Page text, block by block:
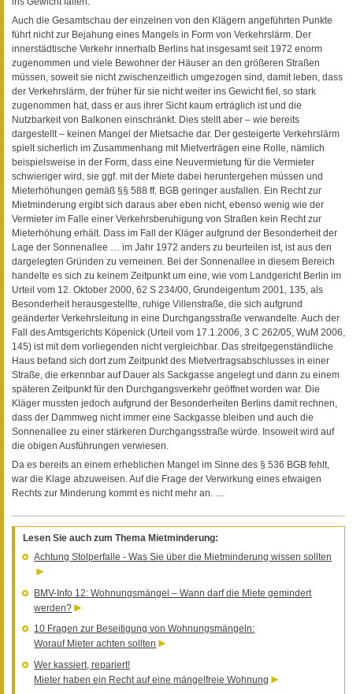
Auch die Gesamtschau der einzelnen von den Klägern angeführten Punkte
führt nicht zur Bejahung eines Mangels in Form von Verkehrslärm. Der
innerstädtische Verkehr innerhalb Berlins hat insgesamt seit 1972 enorm
zugenommen und viele Bewohner der Häuser an den größeren Straßen
müssen, soweit sie nicht zwischenzeitlich umgezogen sind, damit leben, dass
der Verkehrslärm, der früher für sie nicht weiter ins Gewicht fiel, so stark
zugenommen hat, dass er aus ihrer Sicht kaum erträglich ist und die
Nutzbarkeit von Balkonen einschränkt. Dies stellt aber – wie bereits
dargestellt – keinen Mangel der Mietsache dar. Der gesteigerte Verkehrslärm
spielt sicherlich im Zusammenhang mit Mietverträgen eine Rolle, nämlich
beispielsweise in der Form, dass eine Neuvermietung für die Vermieter
schwieriger wird, sie ggf. mit der Miete dabei heruntergehen müssen und
Mieterhöhungen gemäß §§ 588 ff. BGB geringer ausfallen. Ein Recht zur
Mietminderung ergibt sich daraus aber eben nicht, ebenso wenig wie der
Vermieter im Falle einer Verkehrsberuhigung von Straßen kein Recht zur
Mieterhöhung erhält. Dass im Fall der Kläger aufgrund der Besonderheit der
Lage der Sonnenallee … im Jahr 1972 anders zu beurteilen ist, ist aus den
dargelegten Gründen zu verneinen. Bei der Sonnenallee in diesem Bereich
handelte es sich zu keinem Zeitpunkt um eine, wie vom Landgericht Berlin im
Urteil vom 12. Oktober 2000, 62 S 234/00, Grundeigentum 2001, 135, als
Besonderheit herausgestellte, ruhige Villenstraße, die sich aufgrund
geänderter Verkehrsleitung in eine Durchgangsstraße verwandelte. Auch der
Fall des Amtsgerichts Köpenick (Urteil vom 17.1.2006, 3 C 262/05, WuM 2006,
145) ist mit dem vorliegenden nicht vergleichbar. Das streitgegenständliche
Haus befand sich dort zum Zeitpunkt des Mietvertragsabschlusses in einer
Straße, die erkennbar auf Dauer als Sackgasse angelegt und dann zu einem
späteren Zeitpunkt für den Durchgangsverkehr geöffnet worden war. Die
Kläger mussten jedoch aufgrund der Besonderheiten Berlins damit rechnen,
dass der Dammweg nicht immer eine Sackgasse bleiben und auch die
Sonnenallee zu einer stärkeren Durchgangsstraße würde. Insoweit wird auf
die obigen Ausführungen verwiesen.
Da es bereits an einem erheblichen Mangel im Sinne des § 536 BGB fehlt,
war die Klage abzuweisen. Auf die Frage der Verwirkung eines etwaigen
Rechts zur Minderung kommt es nicht mehr an. …
Lesen Sie auch zum Thema Mietminderung:
Achtung Stolperfalle - Was Sie über die Mietminderung wissen sollten
BMV-Info 12: Wohnungsmängel – Wann darf die Miete gemindert
werden?
10 Fragen zur Beseitigung von Wohnungsmängeln:
Worauf Mieter achten sollten
Wer kassiert, repariert!
Mieter haben ein Recht auf eine mängelfreie Wohnung